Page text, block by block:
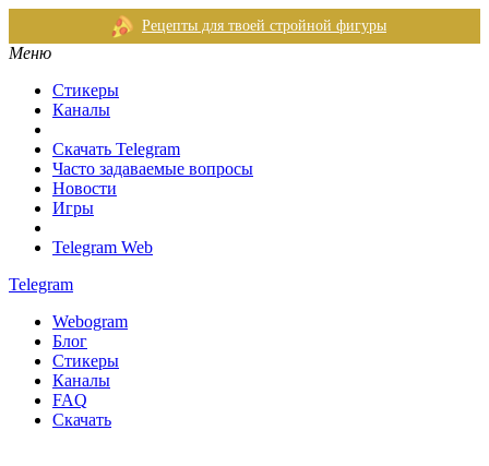
Рецепты для твоей стройной фигуры
Меню
Стикеры
Каналы
Скачать Telegram
Часто задаваемые вопросы
Новости
Игры
Telegram Web
Telegram
Webogram
Блог
Стикеры
Каналы
FAQ
Скачать